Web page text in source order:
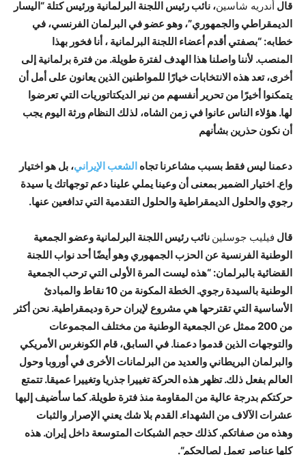
قال أندريه شاسين، نائب رئيس اللجنة البرلمانية ورئيس كتلة “اليسار
الديمقراطي والجمهوري”، وهو عضو في البرلمان الفرنسي، في
خطابه: “بصفتي أقدم أعضاء اللجنة البرلمانية ، أنا فخور بهذا
المنصب. لأننا واصلنا هذا الهدف لفترة طويلة. من فترة برلمانية إلى
أخرى،تعد هذه الانتخابات خيارًا للمواطنين الذين يعانون على أمل أن
يتمكنوا أخيرًا من تحرير أنفسهم من نير الديكتاتوريات التي تعرضوا
لها. هؤلاء الناس عانوا في زمن الشاه، لذلك النظام ورثة اليوم يجب
أن نكون حذرين بشأنهم
دعمنا ليس فقط بسبب مشاعرنا تجاه الشعب الإيراني، بل هو اختيار
واع. اختيار الضمير بمعنى أن وعينا يملي علينا دعم توجهاتك يا سيدة
رجوي والحلول الديمقراطية والحلول التقدمية التي تدافعين عنها.
قال فيليب جوسلين نائب رئيس اللجنة البرلمانية وعضو الجمعية
الوطنية الفرنسية عن الحزب الجمهوري وهو أيضًا أحد نواب اللجنة
القضائية بالبرلمان: “هذه ليست المرة الأولى التي ترحب الجمعية
الوطنية بالسيدة رجوي. الخطة المكونة من 10 نقاط والمبادئ
الأساسية التي تقترحها هي مشروع لإيران حرة وديمقراطية. نحن أكثر
من 200 ممثل عن الجمعية الوطنية من مختلف المجموعات
والتوجهات الذين قدموا دعمنا. في السابق، قام الكونغرس الأمريكي
والبرلمان البريطاني والعديد من البرلمانات الأخرى في أوروبا وحول
العالم بفعل ذلك. تظهر هذه الحركة تغييرا جذريا وتغييرا عميقا. تتمتع
حركتكم بدرجة عالية من المقاومة منذ فترة طويلة. كما سأضيف إليها
عشرات الآلاف من الشهداء. القدم بلا شك يعني الإصرار والثبات
وهذه من صفاتكم. كذلك حجم الشبكات المتوسعة داخل إيران. هذه
كلها عناصر تعمل لصالحكم“.